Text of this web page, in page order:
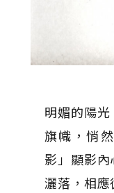
明媚的陽
旗幟，悄
影」顯影
灑落，相應